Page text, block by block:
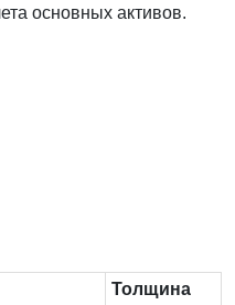
основных активов.
Толщина